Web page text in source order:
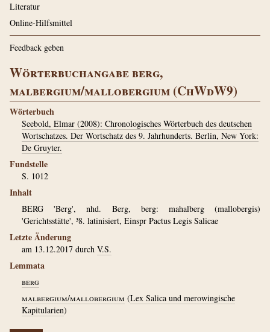
Literatur
Online-Hilfsmittel
Feedback geben
Wörterbuchangabe berg,
malbergium/mallobergium (ChWdW9)
Wörterbuch
Seebold, Elmar (2008): Chronologisches Wörterbuch des deutschen
Wortschatzes. Der Wortschatz des 9. Jahrhunderts. Berlin, New York:
De Gruyter.
Fundstelle
S. 1012
Inhalt
BERG 'Berg', nhd. Berg, berg: mahalberg (mallobergis)
'Gerichtsstätte', ³8. latinisiert, Einspr Pactus Legis Salicae
Letzte Änderung
am 13.12.2017 durch V.S.
Lemmata
berg
malbergium/mallobergium (Lex Salica und merowingische
Kapitularien)